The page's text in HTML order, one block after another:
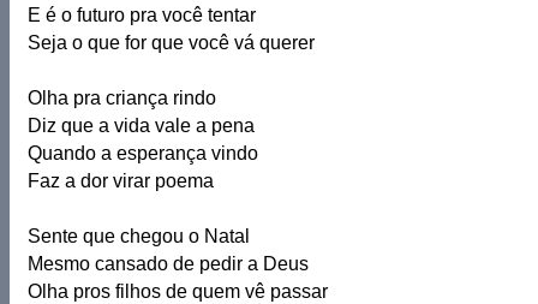
E é o futuro pra você tentar
Seja o que for que você vá querer
Olha pra criança rindo
Diz que a vida vale a pena
Quando a esperança vindo
Faz a dor virar poema
Sente que chegou o Natal
Mesmo cansado de pedir a Deus
Olha pros filhos de quem vê passar